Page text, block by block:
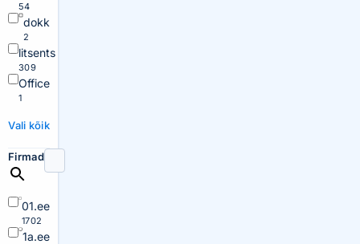
54
dokk
2
litsents
309
Office
1
Vali kõik
Firmad
01.ee
1702
1a.ee